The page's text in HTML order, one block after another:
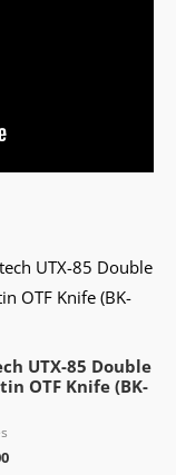
UTX-85 Double
OTF Knife (BK-